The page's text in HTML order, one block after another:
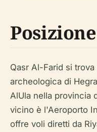
Qasr Al-Farid si
archeologica di
AlUla nella provincia
vicino è l'Aeroporto
offre voli diretti da